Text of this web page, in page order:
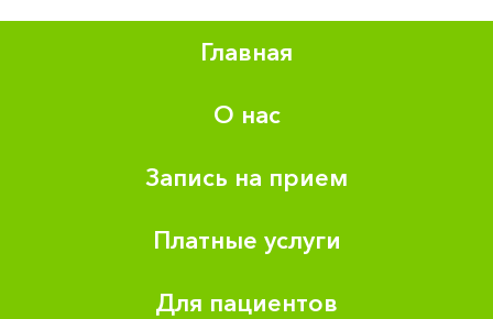
Главная
О нас
Запись на прием
Платные услуги
Для пациентов